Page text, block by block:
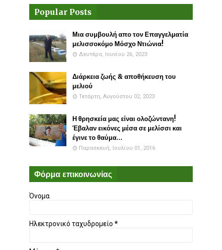
Popular Posts
Μια συμβουλή απο τον Επαγγελματία
μελισσοκόμο Μόσχο Ντιώνια!
Δευτέρα, Ιουνίου 26, 2023
Διάρκεια ζωής & αποθήκευση του
μελιού
Τετάρτη, Αυγούστου 02, 2023
Η θρησκεία μας είναι ολοζώντανη!
Έβαλαν εικόνες μέσα σε μελίσσι και
έγινε το θαύμα...
Παρασκευή, Ιουλίου 01, 2016
Φόρμα επικοινωνίας
Όνομα
Ηλεκτρονικό ταχυδρομείο *